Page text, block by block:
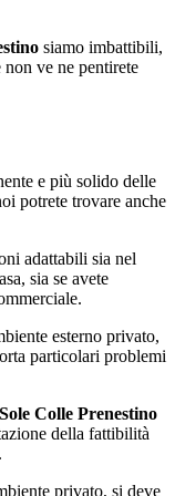
siamo imbattibili,
ve ne pentirete
e più solido delle
potrete trovare anche
adattabili sia nel
sia se avete
esterno privato,
particolari problemi
Colle Prenestino
della fattibilità
privato, si deve